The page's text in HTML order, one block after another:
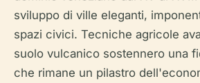
sviluppo di ville eleganti,
spazi civici. Tecniche agricole
suolo vulcanico sostennero una
che rimane un pilastro